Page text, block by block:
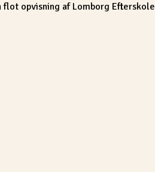
opvisning af Lomborg Efterskole